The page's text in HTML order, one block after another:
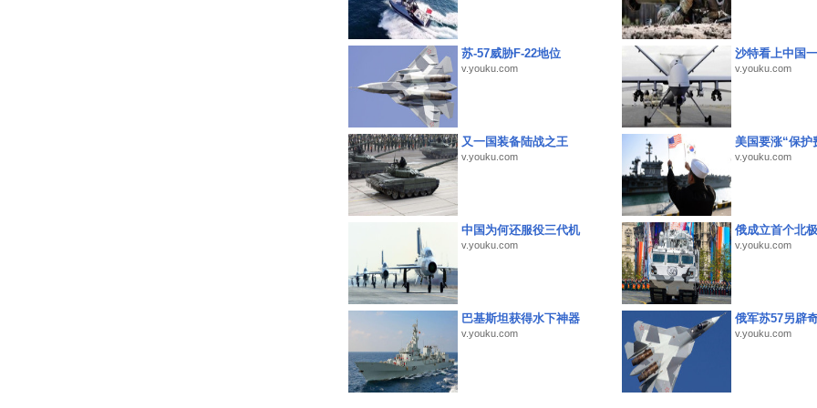
苏-57威胁F-22地位
v.youku.com
沙特看上中国
v.youku.com
又一国装备陆战之王
v.youku.com
美国要涨“保护
v.youku.com
中国为何还服役三代机
v.youku.com
俄成立首个北
v.youku.com
巴基斯坦获得水下神器
v.youku.com
俄军苏57另辟
v.youku.com